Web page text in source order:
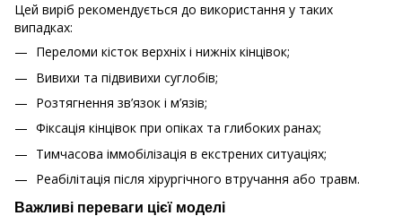
Цей виріб рекомендується до використання у таких
випадках:
Переломи кісток верхніх і нижніх кінцівок;
Вивихи та підвивихи суглобів;
Розтягнення зв’язок і м’язів;
Фіксація кінцівок при опіках та глибоких ранах;
Тимчасова іммобілізація в екстрених ситуаціях;
Реабілітація після хірургічного втручання або травм.
Важливі переваги цієї моделі